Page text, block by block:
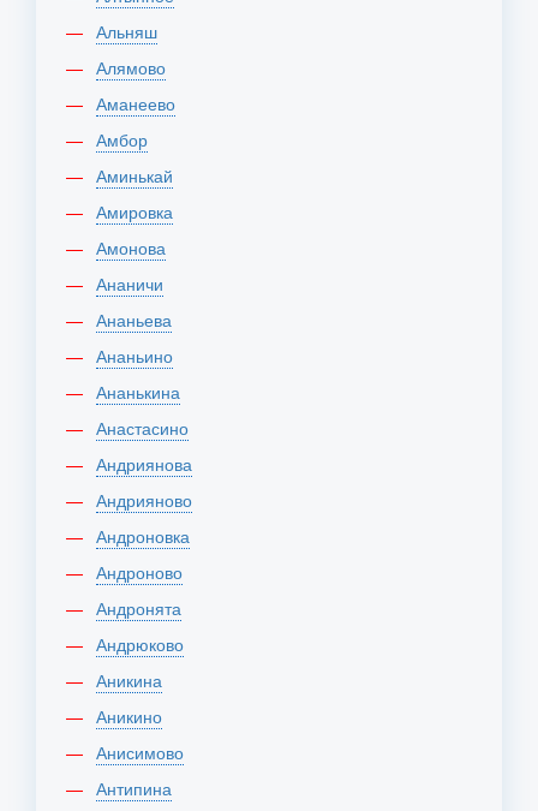
Альняш
Алямово
Аманеево
Амбор
Аминькай
Амировка
Амонова
Ананичи
Ананьева
Ананьино
Ананькина
Анастасино
Андриянова
Андрияново
Андроновка
Андроново
Андронята
Андрюково
Аникина
Аникино
Анисимово
Антипина